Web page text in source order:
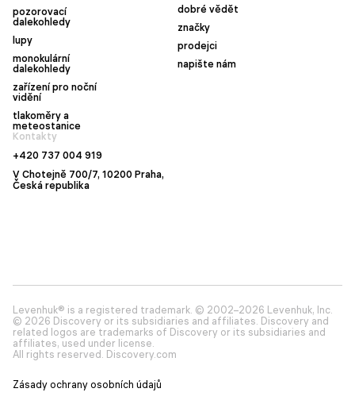
pozorovací
dalekohledy
lupy
monokulární
dalekohledy
zařízení pro noční
vidění
tlakoměry a
meteostanice
dobré vědět
značky
prodejci
napište nám
Kontakty
+420 737 004 919
V Chotejně 700/7, 10200 Praha,
Česká republika
Levenhuk® is a registered trademark. © 2002–2026 Levenhuk, Inc.
© 2026 Discovery or its subsidiaries and affiliates. Discovery and
related logos are trademarks of Discovery or its subsidiaries and
affiliates, used under license.
All rights reserved. Discovery.com
Zásady ochrany osobních údajů